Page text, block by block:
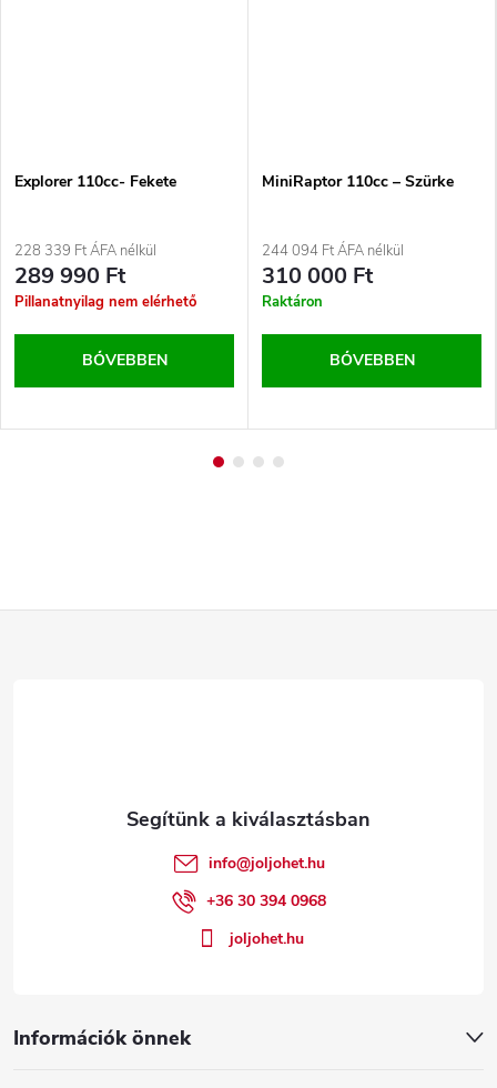
Explorer 110cc- Fekete
228 339 Ft ÁFA nélkül
289 990 Ft
Pillanatnyilag nem elérhető
BŐVEBBEN
MiniRaptor 110cc – Szürke
244 094 Ft ÁFA nélkül
310 000 Ft
Raktáron
BŐVEBBEN
Információk önnek
info@joljohet.hu
+36 30 394 0968
joljohet.hu